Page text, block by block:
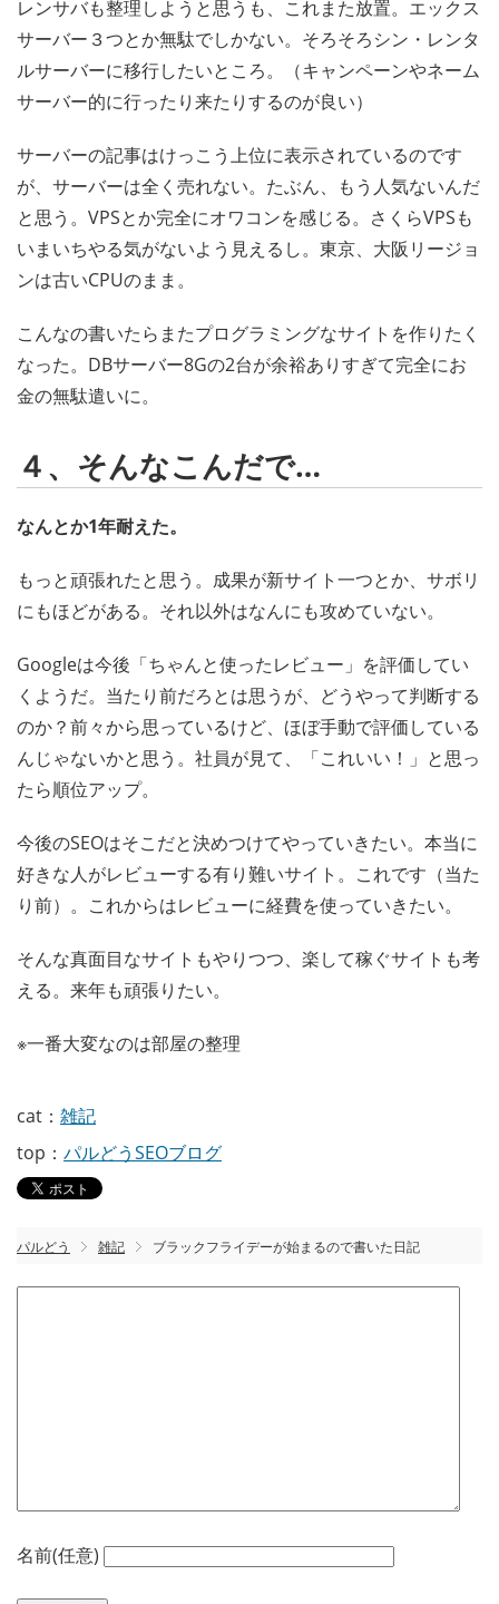
レンサバも整理しようと思うも、これまた放置。エックス
サーバー３つとか無駄でしかない。そろそろシン・レンタ
ルサーバーに移行したいところ。（キャンペーンやネーム
サーバー的に行ったり来たりするのが良い）
サーバーの記事はけっこう上位に表示されているのです
が、サーバーは全く売れない。たぶん、もう人気ないんだ
と思う。VPSとか完全にオワコンを感じる。さくらVPSも
いまいちやる気がないよう見えるし。東京、大阪リージョ
ンは古いCPUのまま。
こんなの書いたらまたプログラミングなサイトを作りたく
なった。DBサーバー8Gの2台が余裕ありすぎて完全にお
金の無駄遣いに。
４、そんなこんだで…
なんとか1年耐えた。
もっと頑張れたと思う。成果が新サイト一つとか、サボリ
にもほどがある。それ以外はなんにも攻めていない。
Googleは今後「ちゃんと使ったレビュー」を評価してい
くようだ。当たり前だろとは思うが、どうやって判断する
のか？前々から思っているけど、ほぼ手動で評価している
んじゃないかと思う。社員が見て、「これいい！」と思っ
たら順位アップ。
今後のSEOはそこだと決めつけてやっていきたい。本当に
好きな人がレビューする有り難いサイト。これです（当た
り前）。これからはレビューに経費を使っていきたい。
そんな真面目なサイトもやりつつ、楽して稼ぐサイトも考
える。来年も頑張りたい。
※一番大変なのは部屋の整理
cat： 雑記
top： パルどうSEOブログ
パルどう 雑記 ブラックフライデーが始まるので書いた日記
名前(任意)